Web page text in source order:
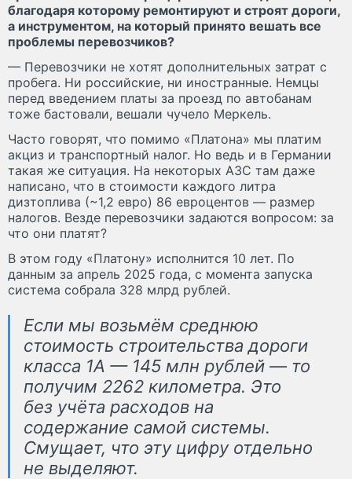
благодаря которому ремонтируют и строят дороги,
а инструментом, на который принято вешать все
проблемы перевозчиков?
— Перевозчики не хотят дополнительных затрат с
пробега. Ни российские, ни иностранные. Немцы
перед введением платы за проезд по автобанам
тоже бастовали, вешали чучело Меркель.
Часто говорят, что помимо «Платона» мы платим
акциз и транспортный налог. Но ведь и в Германии
такая же ситуация. На некоторых АЗС там даже
написано, что в стоимости каждого литра
дизтоплива (~1,2 евро) 86 евроцентов — размер
налогов. Везде перевозчики задаются вопросом: за
что они платят?
В этом году «Платону» исполнится 10 лет. По
данным за апрель 2025 года, с момента запуска
система собрала 328 млрд рублей.
Если мы возьмём среднюю
стоимость строительства дороги
класса 1А — 145 млн рублей — то
получим 2262 километра. Это
без учёта расходов на
содержание самой системы.
Смущает, что эту цифру отдельно
не выделяют.